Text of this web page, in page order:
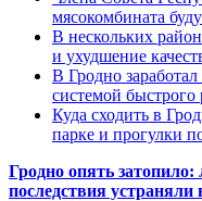
мясокомбината
В нескольких
и ухудшение
В Гродно
системой быстрого
Куда сходить в
парке и прогулки
Гродно опять
последствия устраняли